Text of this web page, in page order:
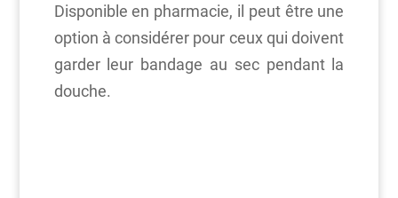
Disponible en pharmacie, il peut être une
option à considérer pour ceux qui doivent
garder leur bandage au sec pendant la
douche.